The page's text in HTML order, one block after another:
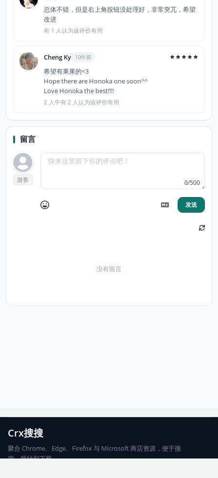
总体不错，但是右上角按钮没处理好，非常突兀，希望
改进
有 1 人认为该评价有用
Cheng Ky 10年前
希望有果果的<3
Hope there are Honoka one soon^^
Love Honoka the best!!!!
2 人中有 2 人认为该评价有用
留言
游客 0/500
发送
没有留言
Crx搜搜
聚合 Chrome、Edge、Firefox 与 Microsoft 商店资源，便于搜
索、跳转和下载。